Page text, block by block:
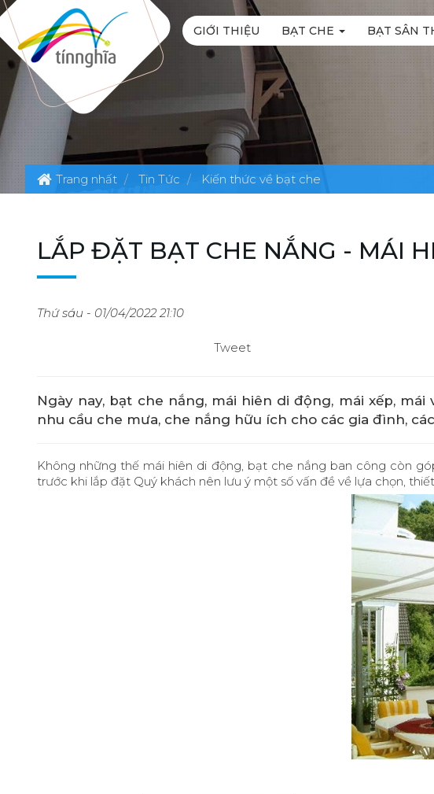
GIỚI THIỆU BẠT CHE BẠT SÂN
Trang nhất Tin Tức Kiến thức về bạt che
LẮP ĐẶT BẠT CHE NẮNG - MÁI
Thứ sáu - 01/04/2022 21:10
Tweet
Ngày nay, bạt che nắng, mái hiên di động, mái xếp,
nhu cầu che mưa, che nắng hữu ích cho các gia đình,
Không những thế mái hiên di động, bạt che nắng ban công còn
trước khi lắp đặt Quý khách nên lưu ý một số vấn đề về lựa chọn,